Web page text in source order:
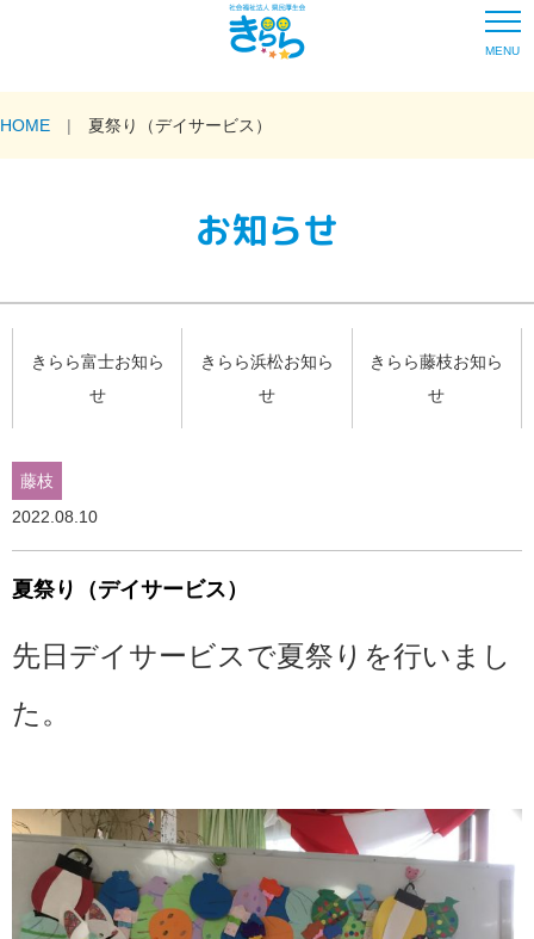
MENU
HOME 夏祭り（デイサービス）
お知らせ
きらら富士お知ら
せ
きらら浜松お知ら
せ
きらら藤枝お知ら
せ
藤枝
2022.08.10
夏祭り（デイサービス）
先日デイサービスで夏祭りを行いまし
た。